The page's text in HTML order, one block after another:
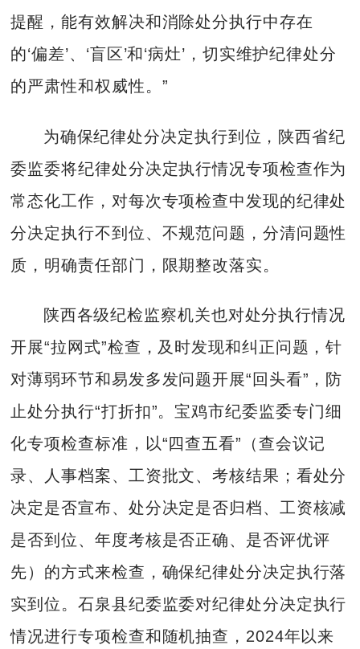
提醒，能有效解决和消除处分执行中存在
的‘偏差’、‘盲区’和‘病灶’，切实维护纪律处分
的严肃性和权威性。”
为确保纪律处分决定执行到位，陕西省纪
委监委将纪律处分决定执行情况专项检查作为
常态化工作，对每次专项检查中发现的纪律处
分决定执行不到位、不规范问题，分清问题性
质，明确责任部门，限期整改落实。
陕西各级纪检监察机关也对处分执行情况
开展“拉网式”检查，及时发现和纠正问题，针
对薄弱环节和易发多发问题开展“回头看”，防
止处分执行“打折扣”。宝鸡市纪委监委专门细
化专项检查标准，以“四查五看”（查会议记
录、人事档案、工资批文、考核结果；看处分
决定是否宣布、处分决定是否归档、工资核减
是否到位、年度考核是否正确、是否评优评
先）的方式来检查，确保纪律处分决定执行落
实到位。石泉县纪委监委对纪律处分决定执行
情况进行专项检查和随机抽查，2024年以来